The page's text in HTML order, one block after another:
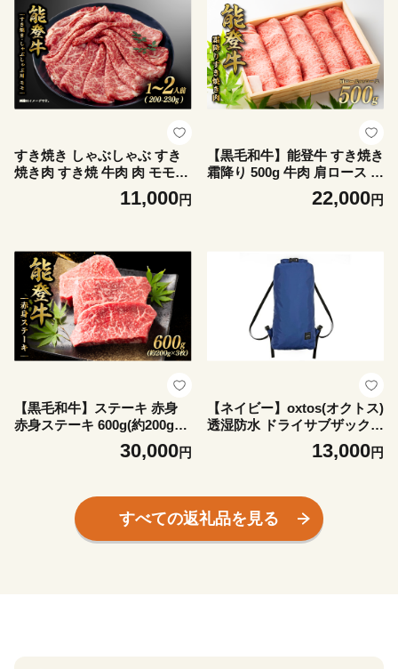
消毒 など防災用品 持ち運べ
る 旅行 トラベル 普段使い 日
常使い 便利 実用性 ナイロン
メッシュ 石川 能登 羽咋 災害
対策 支援 備え 防災グッヅ 防
災 リュック に入る サイズ 応
急 手当 0次防災
など防災用品 持ち運べる 旅
行 トラベル 普段使い 日常使
い 便利 実用性 ナイロンメッ
シュ 石川 能登 羽咋 災害 対
策 支援 備え 防災グッヅ 防災
リュック に入る サイズ 応急
手当 0次防災
すき焼き しゃぶしゃぶ すき
焼き肉 すき焼 牛肉 肉 モモ
能登牛 1～2人前 200g~230g
ギフト 幻の和牛 国産 黒毛和
方 ブランド牛 冷凍 すきやき
肉のいまえだ 石川県 能登 羽
咋 災害支援 復興支援 災害復
興 能登半島
11,000円
【黒毛和牛】能登牛 すき焼き
霜降り 500g 牛肉 肩ロース or
ロース すき焼き肉 お肉 すき
やき すき焼き ふるさと納税
ント とろける 食感 冷凍 ブラ
ンド牛 和牛 国産 ふるさと納
税肉 おすすめ すきやき すき
やき肉 スキヤキ 石川 羽咋 ト
キ 朱鷺 放鳥 能登 復興支援
天狗中田本店 肉 牛 牛肉
22,000円
【黒毛和牛】ステーキ 赤身
赤身ステーキ 600g(約200g×3
枚) 牛肉 モモ カタ ステーキ
ふるさと納税 和牛 能登牛 牛
食感 冷凍 ブランド牛 和牛 国
産 能登牛ステーキ ふるさと
納税ステーキ おすすめ 石川
30,000円
【ネイビー】oxtos(オクトス)
透湿防水 ドライサブザック 1
13,000円
すべての返礼品を見る